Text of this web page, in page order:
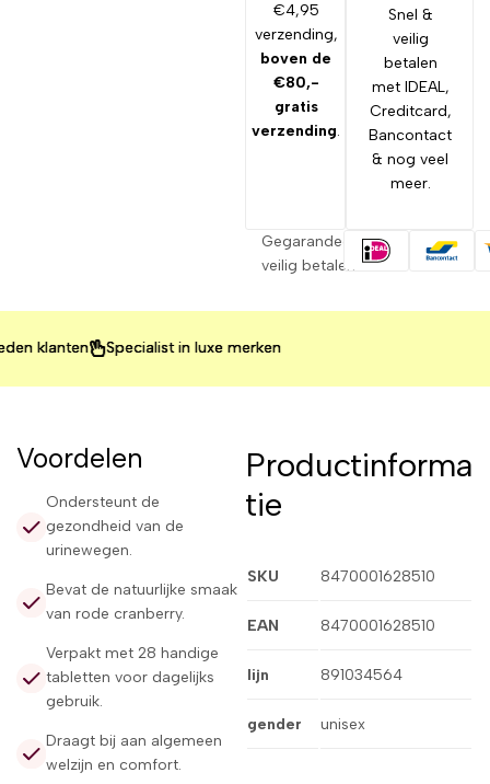
€4,95
verzending,
boven de
€80,-
gratis
verzending.
Snel &
veilig
betalen
met IDEAL,
Creditcard,
Bancontact
& nog veel
meer.
Gegarandeerd
veilig betalen
klanten Specialist in luxe merken
klanten Specialist in luxe merken
klanten Specialist in luxe merken
Voordelen
Ondersteunt de
gezondheid van de
urinewegen.
Bevat de natuurlijke smaak
van rode cranberry.
Verpakt met 28 handige
tabletten voor dagelijks
gebruik.
Draagt bij aan algemeen
welzijn en comfort.
Productinforma
tie
SKU 8470001628510
EAN 8470001628510
lijn 891034564
gender unisex